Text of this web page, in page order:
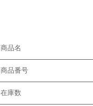
商品名
商品番号
在庫数